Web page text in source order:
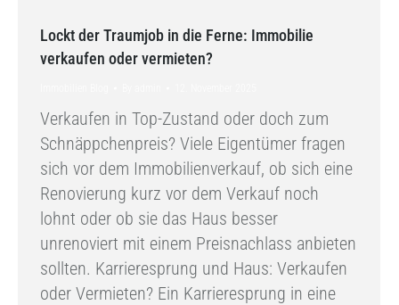
Lockt der Traumjob in die Ferne: Immobilie
verkaufen oder vermieten?
Verkaufen in Top-Zustand oder doch zum
Schnäppchenpreis? Viele Eigentümer fragen
sich vor dem Immobilienverkauf, ob sich eine
Renovierung kurz vor dem Verkauf noch
lohnt oder ob sie das Haus besser
unrenoviert mit einem Preisnachlass anbieten
sollten. Karrieresprung und Haus: Verkaufen
oder Vermieten? Ein Karrieresprung in eine